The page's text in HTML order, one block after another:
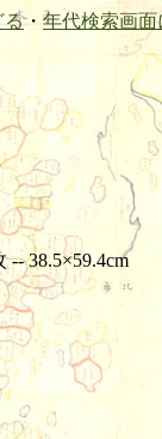
る・ 年代検索画面
38.5×59.4cm